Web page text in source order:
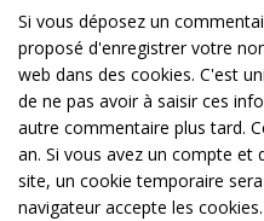
Si vous déposez un
proposé d'enregistrer votre
web dans des cookies. C'est
de ne pas avoir à saisir ces
autre commentaire plus tard.
an. Si vous avez un compte et
site, un cookie temporaire
navigateur accepte les